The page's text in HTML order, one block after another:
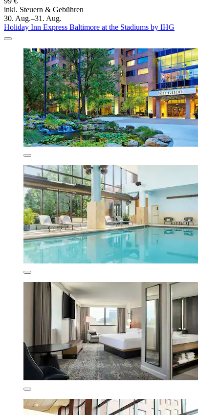
inkl. Steuern & Gebühren
30. Aug.–31. Aug.
Holiday Inn Express Baltimore at the Stadiums by IHG